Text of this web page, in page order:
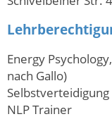
Energy
nach Gallo)
NLP Trainer